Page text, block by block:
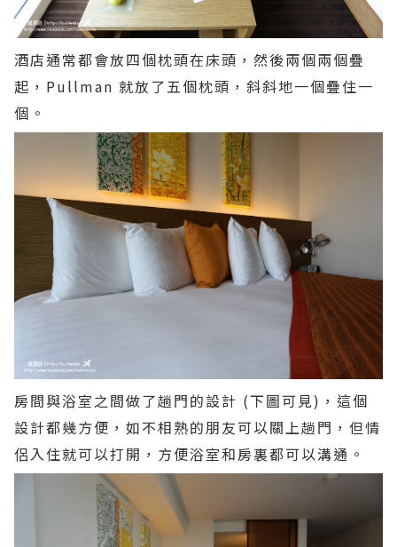
酒店通常都會放四個枕頭在床頭，然後兩個兩個疊
起，Pullman 就放了五個枕頭，斜斜地一個疊住一
個。
房間與浴室之間做了趟門的設計 (下圖可見)，這個
設計都幾方便，如不相熟的朋友可以關上趟門，但情
侶入住就可以打開，方便浴室和房裏都可以溝通。